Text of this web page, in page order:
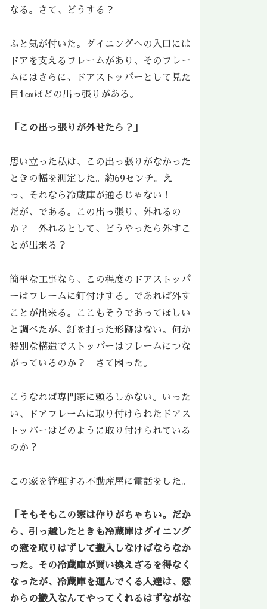
なる。さて、どうする？
ふと気が付いた。ダイニングへの入口には
ドアを支えるフレームがあり、そのフレー
ムにはさらに、ドアストッパーとして見た
目1㎝ほどの出っ張りがある。
「この出っ張りが外せたら？」
思い立った私は、この出っ張りがなかった
ときの幅を測定した。約69センチ。え
っ、それなら冷蔵庫が通るじゃない！
だが、である。この出っ張り、外れるの
か？ 外れるとして、どうやったら外すこ
とが出来る？
簡単な工事なら、この程度のドアストッパ
ーはフレームに釘付けする。であれば外す
ことが出来る。ここもそうであってほしい
と調べたが、釘を打った形跡はない。何か
特別な構造でストッパーはフレームにつな
がっているのか？ さて困った。
こうなれば専門家に頼るしかない。いった
い、ドアフレームに取り付けられたドアス
トッパーはどのように取り付けられている
のか？
この家を管理する不動産屋に電話をした。
「そもそもこの家は作りがちゃちい。だか
ら、引っ越したときも冷蔵庫はダイニング
の窓を取りはずして搬入しなけばならなか
った。その冷蔵庫が買い換えざるを得なく
なったが、冷蔵庫を運んでくる人達は、窓
からの搬入なんてやってくれるはずながな